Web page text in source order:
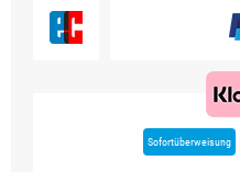
Sofortüberweisung